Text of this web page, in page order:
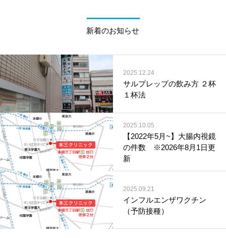
新着のお知らせ
2025.12.24
サルプレップの飲み方 ２杯
１杯法
2025.10.05
【2022年5月~】大腸内視鏡
の件数 ※2026年8月1日更
新
2025.09.21
インフルエンザワクチン
（予防接種）